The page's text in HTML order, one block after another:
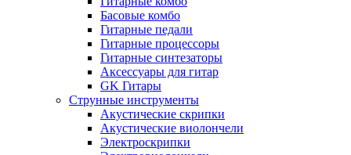
Басовые комбо
Гитарные педали
Гитарные процессоры
Гитарные синтезаторы
Аксессуары для гитар
GK Гитары
Струнные инструменты
Акустические скрипки
Акустические виолончели
Электроскрипки